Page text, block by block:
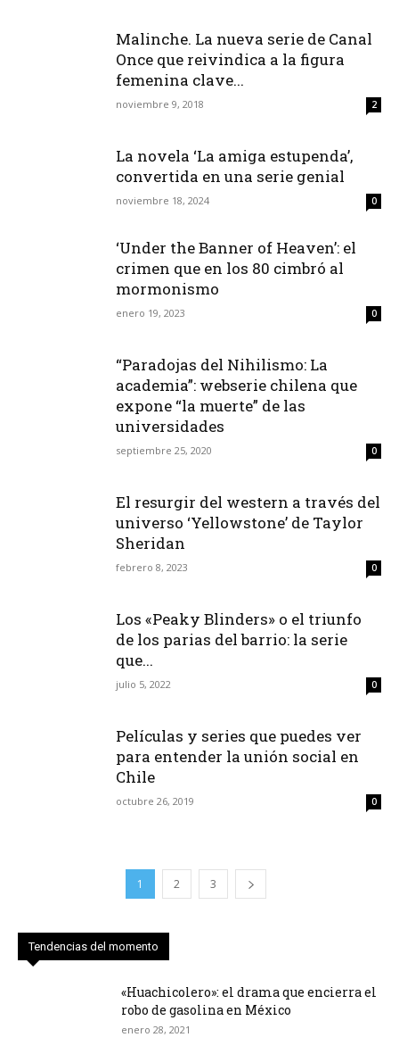
Malinche. La nueva serie de Canal
Once que reivindica a la figura
femenina clave...
noviembre 9, 2018 2
La novela ‘La amiga estupenda’,
convertida en una serie genial
noviembre 18, 2024 0
‘Under the Banner of Heaven’: el
crimen que en los 80 cimbró al
mormonismo
enero 19, 2023 0
“Paradojas del Nihilismo: La
academia”: webserie chilena que
expone “la muerte” de las
universidades
septiembre 25, 2020 0
El resurgir del western a través del
universo ‘Yellowstone’ de Taylor
Sheridan
febrero 8, 2023 0
Los «Peaky Blinders» o el triunfo
de los parias del barrio: la serie
que...
julio 5, 2022 0
Películas y series que puedes ver
para entender la unión social en
Chile
octubre 26, 2019 0
1 2 3
Tendencias del momento
«Huachicolero»: el drama que encierra el
robo de gasolina en México
enero 28, 2021